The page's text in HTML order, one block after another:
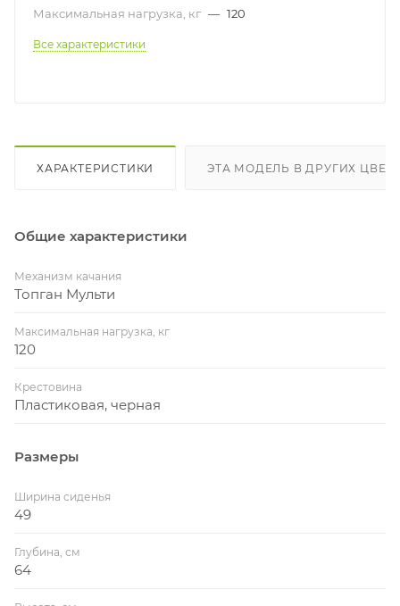
Максимальная нагрузка, кг — 120
Все характеристики
ХАРАКТЕРИСТИКИ ЭТА МОДЕЛЬ В ДРУГИХ
Общие характеристики
Механизм качания
Топган Мульти
Максимальная нагрузка, кг
120
Крестовина
Пластиковая, черная
Размеры
Ширина сиденья
49
Глубина, см
64